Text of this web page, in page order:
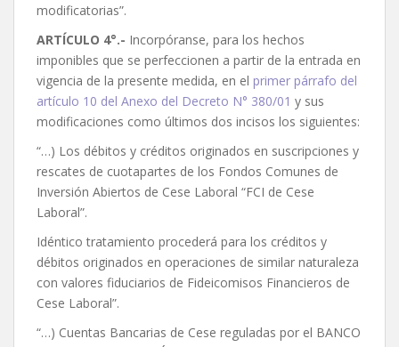
modificatorias”.
ARTÍCULO 4°.- Incorpóranse, para los hechos
imponibles que se perfeccionen a partir de la entrada en
vigencia de la presente medida, en el primer párrafo del
artículo 10 del Anexo del Decreto N° 380/01 y sus
modificaciones como últimos dos incisos los siguientes:
“…) Los débitos y créditos originados en suscripciones y
rescates de cuotapartes de los Fondos Comunes de
Inversión Abiertos de Cese Laboral “FCI de Cese
Laboral”.
Idéntico tratamiento procederá para los créditos y
débitos originados en operaciones de similar naturaleza
con valores fiduciarios de Fideicomisos Financieros de
Cese Laboral”.
“…) Cuentas Bancarias de Cese reguladas por el BANCO